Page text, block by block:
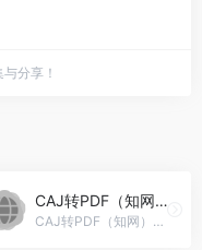
分享！
CAJ转PDF（知网）
CAJ转PDF（知网）官网入口网址，功能：将中国知网的CAJ格式转...